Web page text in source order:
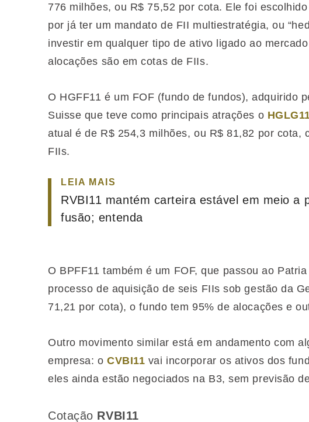
776 milhões, ou R$ 75,52 por cota. Ele foi
por já ter um mandato de FII multiestratégia, ou
investir em qualquer tipo de ativo ligado ao
alocações são em cotas de FIIs.
O HGFF11 é um FOF (fundo de fundos), adquirido
Suisse que teve como principais atrações o
atual é de R$ 254,3 milhões, ou R$ 81,82 por cota,
FIIs.
LEIA MAIS
RVBI11 mantém carteira estável em meio a
fusão; entenda
O BPFF11 também é um FOF, que passou ao
processo de aquisição de seis FIIs sob gestão da
71,21 por cota), o fundo tem 95% de alocações e
Outro movimento similar está em andamento com
empresa: oCVBI11 vai incorporar os ativos dos
eles ainda estão negociados na B3, sem previsão
Cotação RVBI11